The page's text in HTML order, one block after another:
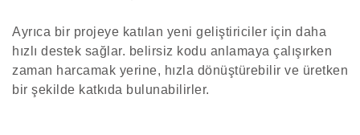
Ayrıca bir projeye katılan yeni geliştiriciler için daha
hızlı destek sağlar. belirsiz kodu anlamaya çalışırken
zaman harcamak yerine, hızla dönüştürebilir ve üretken
bir şekilde katkıda bulunabilirler.